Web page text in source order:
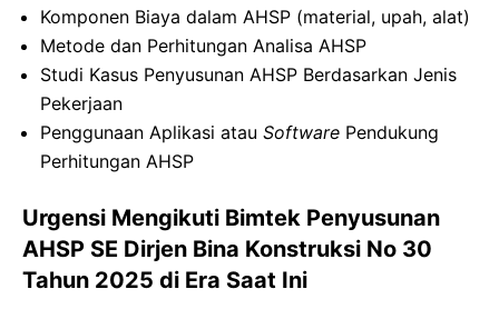
Komponen Biaya dalam AHSP (material, upah, alat)
Metode dan Perhitungan Analisa AHSP
Studi Kasus Penyusunan AHSP Berdasarkan Jenis
Pekerjaan
Penggunaan Aplikasi atau Software Pendukung
Perhitungan AHSP
Urgensi Mengikuti Bimtek Penyusunan
AHSP SE Dirjen Bina Konstruksi No 30
Tahun 2025 di Era Saat Ini